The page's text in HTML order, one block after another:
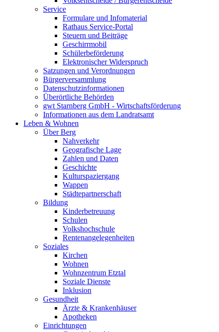
Service
Formulare und Infomaterial
Rathaus Service-Portal
Steuern und Beiträge
Geschirrmobil
Schülerbeförderung
Elektronischer Widerspruch
Satzungen und Verordnungen
Bürgerversammlung
Datenschutzinformationen
Überörtliche Behörden
gwt Starnberg GmbH - Wirtschaftsförderung
Informationen aus dem Landratsamt
Leben & Wohnen
Über Berg
Nahverkehr
Geografische Lage
Zahlen und Daten
Geschichte
Kulturspaziergang
Wappen
Städtepartnerschaft
Bildung
Kinderbetreuung
Schulen
Volkshochschule
Rentenangelegenheiten
Soziales
Kirchen
Wohnen
Wohnzentrum Etztal
Soziale Dienste
Inklusion
Gesundheit
Ärzte & Krankenhäuser
Apotheken
Einrichtungen